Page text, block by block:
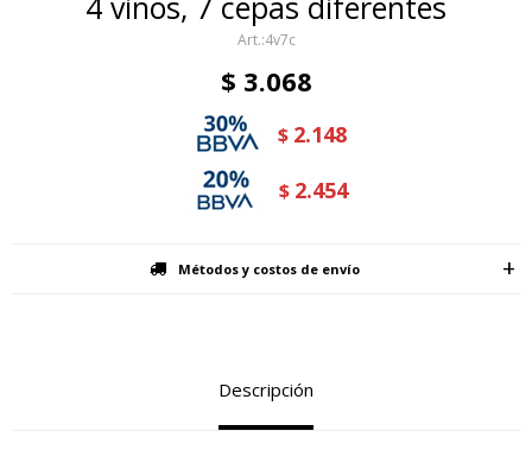
4v7c
$ 3.068
$ 2.148
$ 2.454
Métodos y costos de envío
Descripción